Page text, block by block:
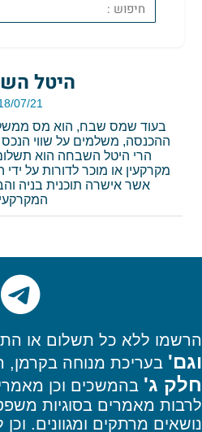
היטל
18/07/21
בעוד שמס שבח, הוא מס
ההכנסה, משלמים על שווי
הרי היטל השבחה הוא
מקרקעין או מוכר לדורות על ידי
אשר אישרה תוכנית בניה
ללא כל תשלום או
בעריכת מנוחה בקרמן,
ג' בהמשכים וכן
מאמרים בסוגיות
מרתקים ומגוונים. וכן